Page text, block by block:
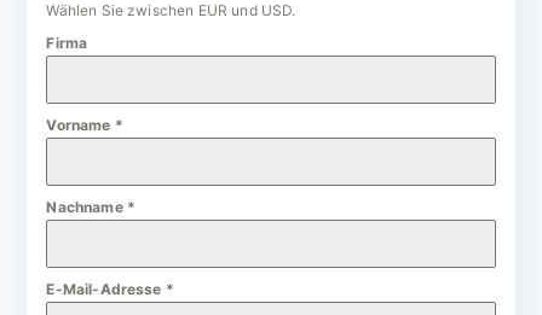
Wählen Sie zwischen EUR und USD.
Firma
Vorname *
Nachname *
E-Mail-Adresse *